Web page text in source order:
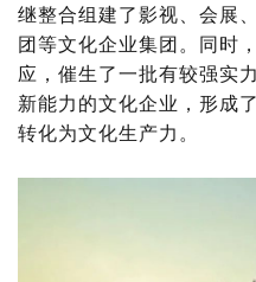
继整合组建了影视、会展
团等文化企业集团。同时
应，催生了一批有较强实
新能力的文化企业，形成
转化为文化生产力。